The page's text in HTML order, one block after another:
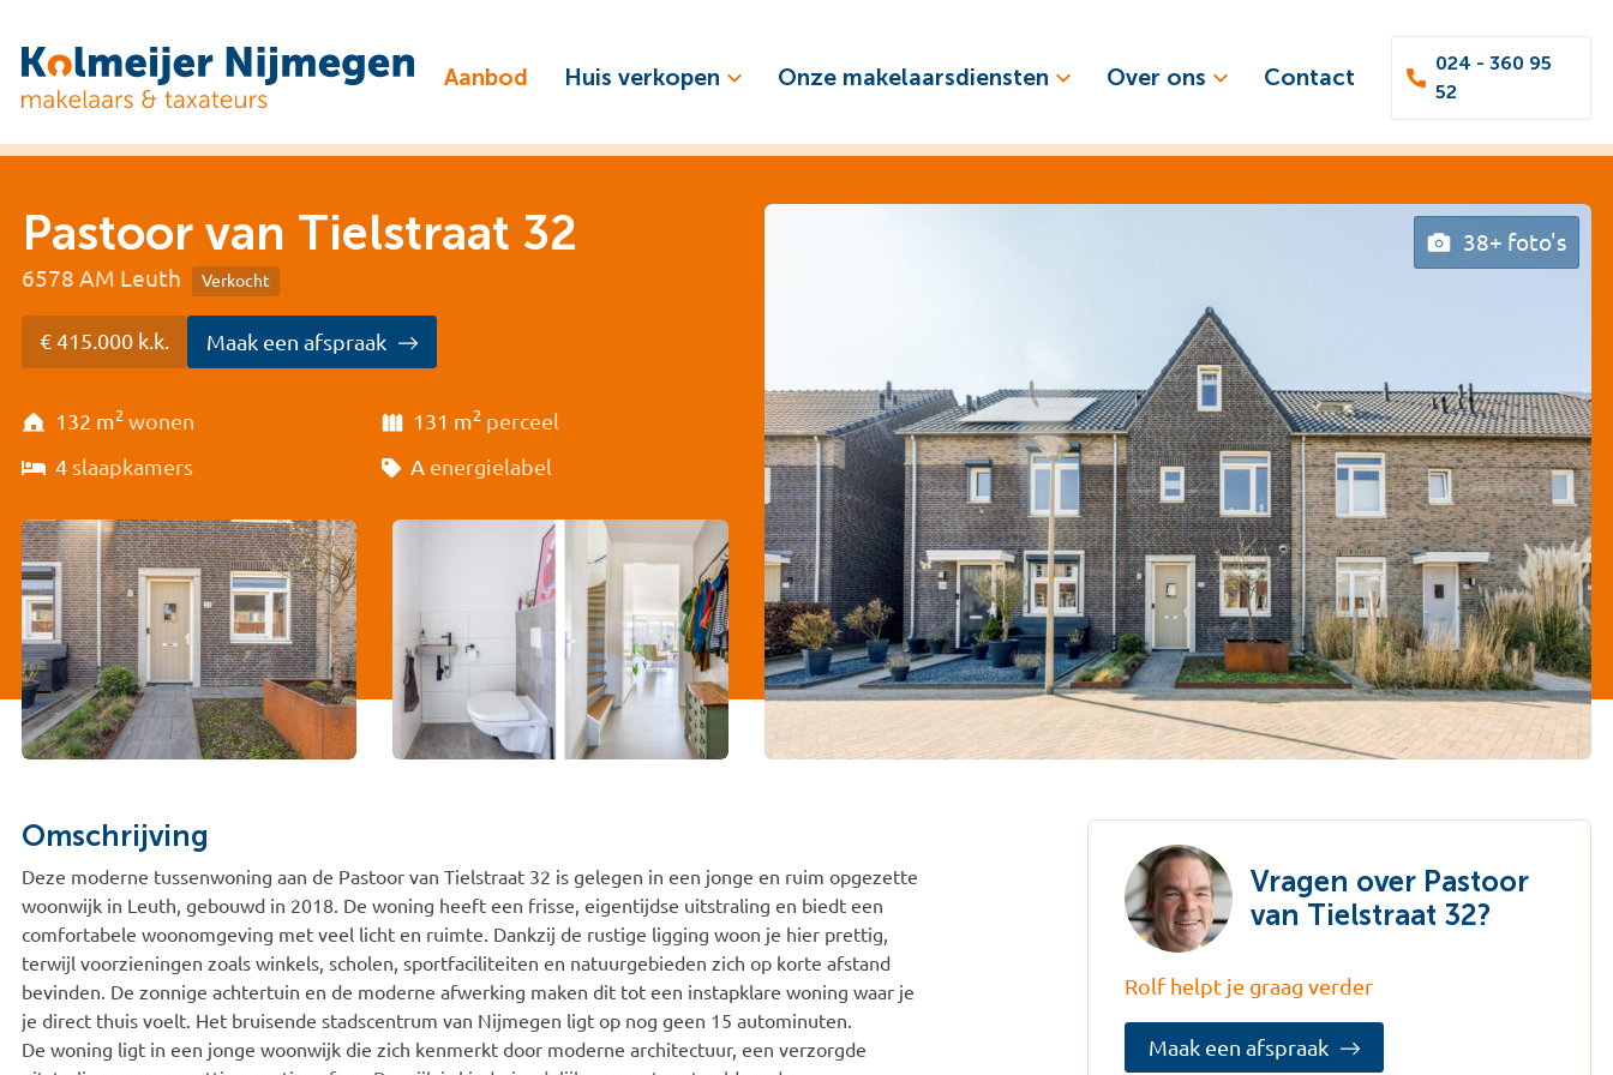
Aanbod Huis verkopen Onze makelaarsdiensten Over ons Contact
024 - 360 95
52
Pastoor van Tielstraat 32
6578 AM Leuth Verkocht
€ 415.000 k.k. Maak een afspraak
132 m2 wonen 131 m2 perceel
4 slaapkamers A energielabel
38+ foto's
Omschrijving
Deze moderne tussenwoning aan de Pastoor van Tielstraat 32 is gelegen in een jonge en ruim opgezette
woonwijk in Leuth, gebouwd in 2018. De woning heeft een frisse, eigentijdse uitstraling en biedt een
comfortabele woonomgeving met veel licht en ruimte. Dankzij de rustige ligging woon je hier prettig,
terwijl voorzieningen zoals winkels, scholen, sportfaciliteiten en natuurgebieden zich op korte afstand
bevinden. De zonnige achtertuin en de moderne afwerking maken dit tot een instapklare woning waar je
je direct thuis voelt. Het bruisende stadscentrum van Nijmegen ligt op nog geen 15 autominuten.
De woning ligt in een jonge woonwijk die zich kenmerkt door moderne architectuur, een verzorgde
Vragen over Pastoor
van Tielstraat 32?
Rolf helpt je graag verder
Maak een afspraak